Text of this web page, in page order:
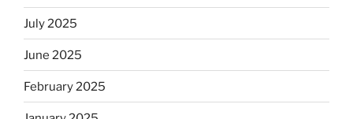
July 2025
June 2025
February 2025